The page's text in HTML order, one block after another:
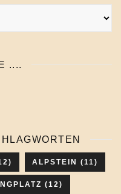
....
ALPSTEIN (11)
(12)